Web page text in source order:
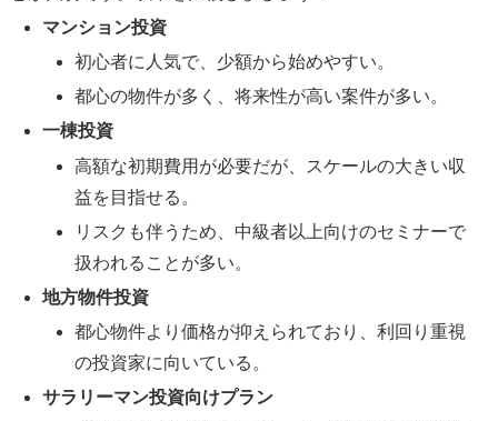
マンション投資
初心者に人気で、少額から始めやすい。
都心の物件が多く、将来性が高い案件が多い。
一棟投資
高額な初期費用が必要だが、スケールの大きい収
益を目指せる。
リスクも伴うため、中級者以上向けのセミナーで
扱われることが多い。
地方物件投資
都心物件より価格が抑えられており、利回り重視
の投資家に向いている。
サラリーマン投資向けプラン